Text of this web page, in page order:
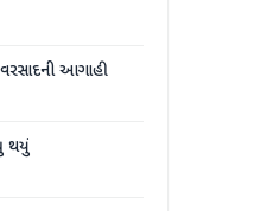
આગાહી
થયું